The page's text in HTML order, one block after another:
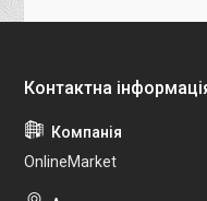
OnlineMarket